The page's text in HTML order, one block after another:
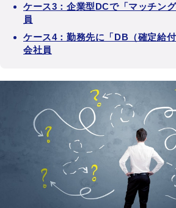
ケース3：企業型DCで「マッチン
員
ケース4：勤務先に「DB（確定給
会社員